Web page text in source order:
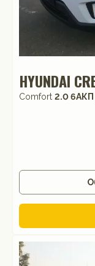
HYUNDAI
Comfort 2.0 6AКП